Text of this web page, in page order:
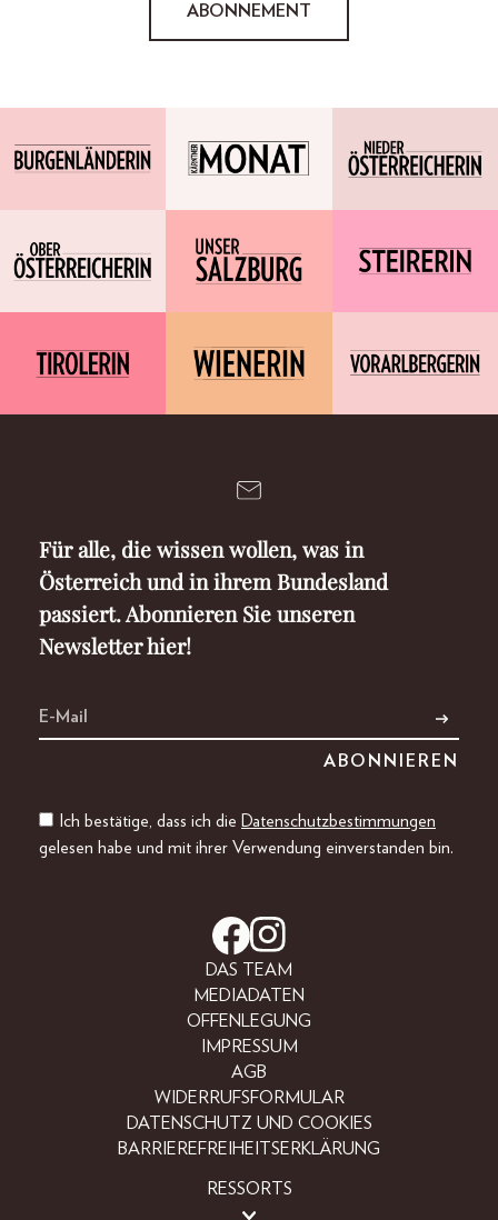
ABONNEMENT
Für alle, die wissen wollen, was in
Österreich und in ihrem Bundesland
passiert. Abonnieren Sie unseren
Newsletter hier!
Ich bestätige, dass ich die Datenschutzbestimmungen
gelesen habe und mit ihrer Verwendung einverstanden bin.
DAS TEAM
MEDIADATEN
OFFENLEGUNG
IMPRESSUM
AGB
WIDERRUFSFORMULAR
DATENSCHUTZ UND COOKIES
BARRIEREFREIHEITSERKLÄRUNG
RESSORTS